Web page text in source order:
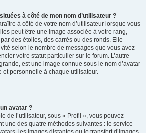
à côté de mon nom d’utilisateur ?
à côté de votre nom d’utilisateur lorsque vous
peut être une image associée à votre rang,
des étoiles, des carrés ou des ronds. Elle
selon le nombre de messages que vous avez
votre statut particulier sur le forum. L’autre
est une image connue sous le nom d’avatar
et personnelle à chaque utilisateur.
avatar ?
de l’utilisateur, sous « Profil », vous pouvez
une des quatre méthodes suivantes : le service
les images distantes ou le transfert d’images